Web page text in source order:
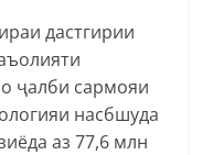
дастгирии
ҷалби сармояи
насбшуда
аз 77,6 млн